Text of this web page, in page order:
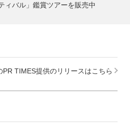
ィバル」鑑賞ツアーを販売中
PR TIMES提供のリリースはこちら